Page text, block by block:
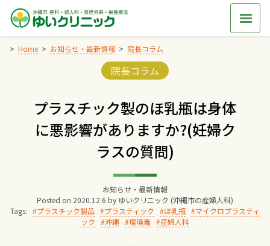
Skip
content
Home お知らせ・最新情報 院長コラム
Categories:
院長コラム
プラスチック製のほ乳瓶は身体
に悪影響がありますか?(妊婦ク
ラスの質問)
お知らせ・最新情報
Posted on 2020.12.6 by ゆいクリニック (沖縄市の産婦人科)
Tags:
プラスチック製品 プラスティック ほ乳瓶
マイクロプラスティ
ック
沖縄 環境毒 産婦人科
交通アクセス
院長からのごあいさつ
ゆいクリニックの経営理念
診療料金